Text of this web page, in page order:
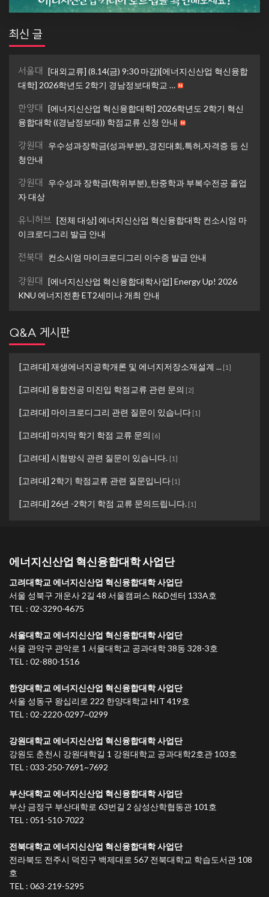
최신 글
서울대 [대외교류] (8.14(금) 9:30 마감)[에너지신산업 혁신융합
대학] 2026학년도 2학기 경남정보대학교 …
한양대 [에너지신산업 혁신융합대학] 2026학년도 2학기 혁신
융합대학 ((경남정보대)) 학점교류 신청 안내
강원대
우수성과장학금(성과부분)_경진대회,특허,자격증 등 신
청안내
강원대
우수성과 장학금(학위부분)_탄중학과 부복수전공 졸업
자 대상
유니허브 [전체 대상] 에너지신산업 혁신융합대학 컨소시엄 마
이크로디그리 발급 안내
전북대 컨소시엄 마이크로디그리 이수증 발급 안내
강원대 [에너지신산업 혁신융합대학사업] Energy Up! 2026
KNU 에너지전환 ET2세미나 개최 안내
Q&A 게시판
[고려대] 재생에너지공학개론 및 에너지저장소재설계 ... [1]
[고려대] 융합전공 미진입 학점교류 관련 문의 [2]
[고려대] 마이크로디그리 관련 질문이 있습니다 [1]
[고려대] 마지막 학기 학점 교류 문의 [6]
[고려대] 시험방식 관련 질문이 있습니다. [1]
[고려대] 2학기 학점교류 관련 질문입니다 [1]
[고려대] 26년 -2학기 학점 교류 문의드립니다. [1]
에너지신산업 혁신융합대학 사업단
고려대학교 에너지신산업 혁신융합대학 사업단
서울 성북구 개운사 2길 48 서울캠퍼스 R&D센터 133A호
TEL : 02-3290-4675
서울대학교 에너지신산업 혁신융합대학 사업단
서울 관악구 관악로 1 서울대학교 공과대학 38동 328-3호
TEL : 02-880-1516
한양대학교 에너지신산업 혁신융합대학 사업단
서울 성동구 왕십리로 222 한양대학교 HIT 419호
TEL : 02-2220-0297~0299
강원대학교 에너지신산업 혁신융합대학 사업단
강원도 춘천시 강원대학길 1 강원대학교 공과대학2호관 103호
TEL : 033-250-7691~7692
부산대학교 에너지신산업 혁신융합대학 사업단
부산 금정구 부산대학로 63번길 2 삼성산학협동관 101호
TEL : 051-510-7022
전북대학교 에너지신산업 혁신융합대학 사업단
전라북도 전주시 덕진구 백제대로 567 전북대학교 학습도서관 108
호
TEL : 063-219-5295